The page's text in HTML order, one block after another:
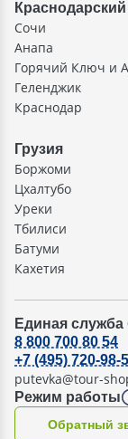
Сочи
Анапа
Горячий Ключ и
Геленджик
Краснодар
Грузия
Боржоми
Цхалтубо
Уреки
Тбилиси
Батуми
Кахетия
Единая
Режим работы
8 800 700 80 54
+7 (495) 720-98-
putevka@tour-
Oбратный